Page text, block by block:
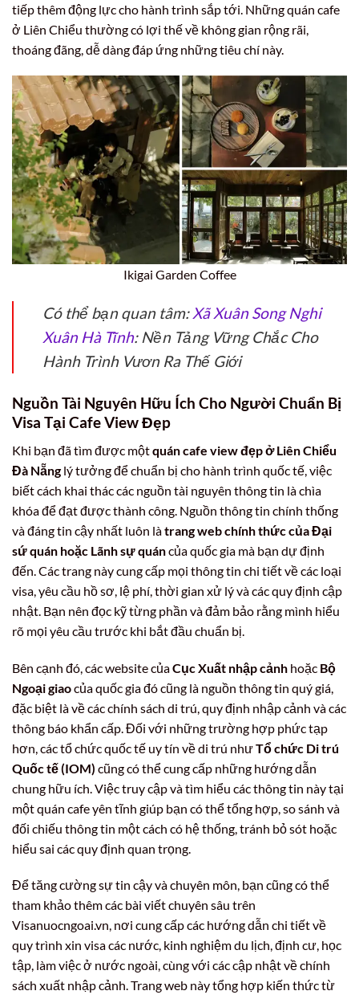
tiếp thêm động lực cho hành trình sắp tới. Những quán cafe
ở Liên Chiểu thường có lợi thế về không gian rộng rãi,
thoáng đãng, dễ dàng đáp ứng những tiêu chí này.
Ikigai Garden Coffee
Có thể bạn quan tâm:Xã Xuân Song Nghi
Xuân Hà Tĩnh: Nền Tảng Vững Chắc Cho
Hành Trình Vươn Ra Thế Giới
Nguồn Tài Nguyên Hữu Ích Cho Người Chuẩn Bị
Visa Tại Cafe View Đẹp
Khi bạn đã tìm được mộtquán cafe view đẹp ở Liên Chiểu
Đà Nẵnglý tưởng để chuẩn bị cho hành trình quốc tế, việc
biết cách khai thác các nguồn tài nguyên thông tin là chìa
khóa để đạt được thành công. Nguồn thông tin chính thống
và đáng tin cậy nhất luôn làtrang web chính thức của Đại
sứ quán hoặc Lãnh sự quáncủa quốc gia mà bạn dự định
đến. Các trang này cung cấp mọi thông tin chi tiết về các loại
visa, yêu cầu hồ sơ, lệ phí, thời gian xử lý và các quy định cập
nhật. Bạn nên đọc kỹ từng phần và đảm bảo rằng mình hiểu
rõ mọi yêu cầu trước khi bắt đầu chuẩn bị.
Bên cạnh đó, các website củaCục Xuất nhập cảnh hoặc Bộ
Ngoại giaocủa quốc gia đó cũng là nguồn thông tin quý giá,
đặc biệt là về các chính sách di trú, quy định nhập cảnh và các
thông báo khẩn cấp. Đối với những trường hợp phức tạp
hơn, các tổ chức quốc tế uy tín về di trú nhưTổ chức Di trú
Quốc tế (IOM) cũng có thể cung cấp những hướng dẫn
chung hữu ích. Việc truy cập và tìm hiểu các thông tin này tại
một quán cafe yên tĩnh giúp bạn có thể tổng hợp, so sánh và
đối chiếu thông tin một cách có hệ thống, tránh bỏ sót hoặc
hiểu sai các quy định quan trọng.
Để tăng cường sự tin cậy và chuyên môn, bạn cũng có thể
tham khảo thêm các bài viết chuyên sâu trên
Visanuocngoai.vn, nơi cung cấp các hướng dẫn chi tiết về
quy trình xin visa các nước, kinh nghiệm du lịch, định cư, học
tập, làm việc ở nước ngoài, cùng với các cập nhật về chính
sách xuất nhập cảnh. Trang web này tổng hợp kiến thức từ